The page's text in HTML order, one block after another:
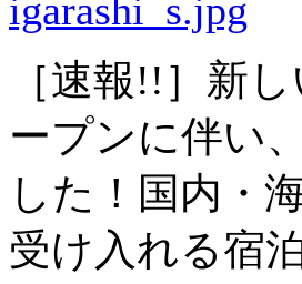
［速報!!］新
ープンに伴い
した！国内・
受け入れる宿